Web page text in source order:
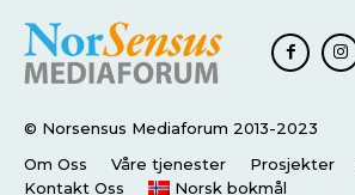
© Norsensus Mediaforum 2013-2023
Om Oss
Våre tjenester Prosjekter
Kontakt Oss
Norsk bokmål